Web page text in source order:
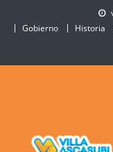
Gobierno
Historia